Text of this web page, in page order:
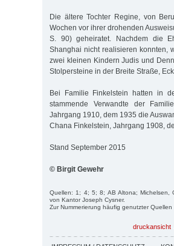
Die ältere Tochter Regine, von
Wochen vor ihrer drohenden
S. 90) geheiratet. Nachdem die
Shanghai nicht realisieren konnten,
zwei kleinen Kindern Judis und
Stolpersteine in der Breite Straße,
Bei Familie Finkelstein hatten in
stammende Verwandte der
Jahrgang 1910, dem 1935 die
Chana Finkelstein, Jahrgang 1908,
Stand September 2015
© Birgit Gewehr
Quellen: 1; 4; 5; 8; AB Altona; Michelsen,
von Kantor Joseph Cysner.
Zur Nummerierung häufig genutzter
druckansicht